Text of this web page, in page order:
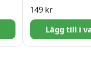
149 kr
Lägg till i